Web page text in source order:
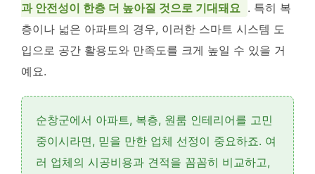
과 안전성이 한층 더 높아질 것으로 기대돼요 . 특히 복
층이나 넓은 아파트의 경우, 이러한 스마트 시스템 도
입으로 공간 활용도와 만족도를 크게 높일 수 있을 거
예요.
순창군에서 아파트, 복층, 원룸 인테리어를 고민
중이시라면, 믿을 만한 업체 선정이 중요하죠. 여
러 업체의 시공비용과 견적을 꼼꼼히 비교하고,